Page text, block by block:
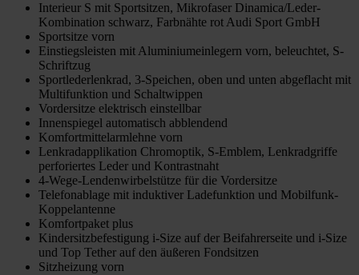
Interieur S mit Sportsitzen, Mikrofaser Dinamica/Leder-
Kombination schwarz, Farbnähte rot Audi Sport GmbH
Sportsitze vorn
Einstiegsleisten mit Aluminiumeinlegern vorn, beleuchtet, S-
Schriftzug
Sportlederlenkrad, 3-Speichen, oben und unten abgeflacht mit
Multifunktion und Schaltwippen
Vordersitze elektrisch einstellbar
Innenspiegel automatisch abblendend
Komfortmittelarmlehne vorn
Lenkradapplikation Chromoptik, S-Emblem, Lenkradgriffe
perforiertes Leder und Kontrastnaht
4-Wege-Lendenwirbelstütze für die Vordersitze
Telefonablage mit induktiver Ladefunktion und Mobilfunk-
Koppelantenne
Komfortpaket plus
Kindersitzbefestigung i-Size auf der Beifahrerseite und i-Size
und Top Tether auf den äußeren Fondsitzen
Sitzheizung vorn